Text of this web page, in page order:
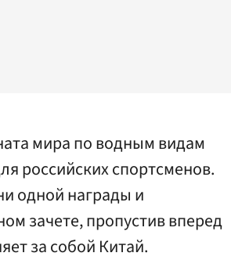
мира по водным видам
российских спортсменов.
одной награды и
зачете, пропустив вперед
за собой Китай.